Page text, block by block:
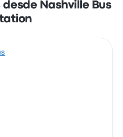
desde Nashville Bus